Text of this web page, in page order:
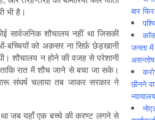
भी है।
शौचालय नहीं था जिसकी
को अक़सर ना सिर्फ़ छेड़खानी
शौचालय न होने की वजह से परेशानी
रात में शौच जाने से बचा जा सके।
संघर्ष चलाया तब जाकर सरकार ने
था जब यहाँ एक बच्चे की करण्ट लगने से
बार
जनता
छीनने